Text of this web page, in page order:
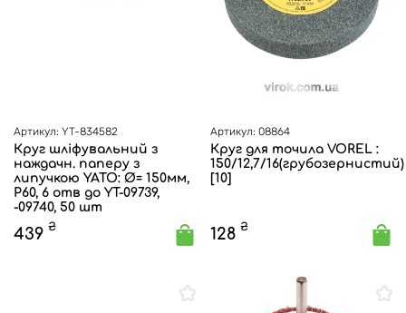
Артикул: YT-834582
Круг шліфувальний з
наждачн. паперу з
липучкою YATO: Ø= 150мм,
Р60, 6 отв до YT-09739,
-09740, 50 шт
439 ₴
Артикул: 08864
Круг для точила VOREL :
150/12,7/16(грубозернистий)
[10]
128 ₴